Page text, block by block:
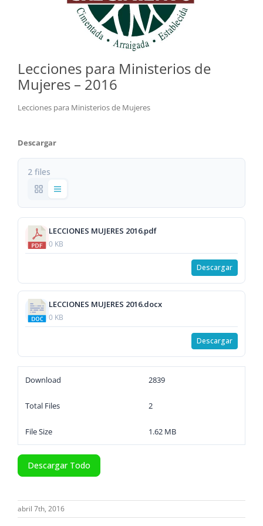
Lecciones para Ministerios de
Mujeres – 2016
Lecciones para Ministerios de Mujeres
Descargar
2 files
LECCIONES MUJERES 2016.pdf
0 KB
Descargar
LECCIONES MUJERES 2016.docx
0 KB
Descargar
Download 2839
Total Files 2
File Size 1.62 MB
Descargar Todo
abril 7th, 2016